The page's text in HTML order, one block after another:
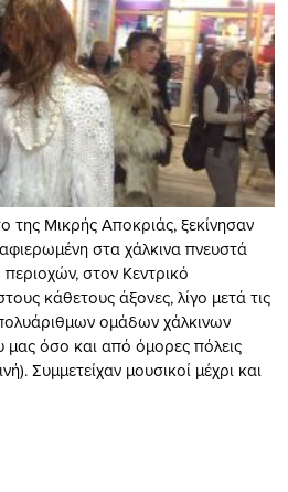
της Μικρής Αποκριάς, ξεκίνησαν
στα χάλκινα πνευστά
στον Κεντρικό
κάθετους άξονες, λίγο μετά τις
ομάδων χάλκινων
όσο και από όμορες πόλεις
Συμμετείχαν μουσικοί μέχρι και